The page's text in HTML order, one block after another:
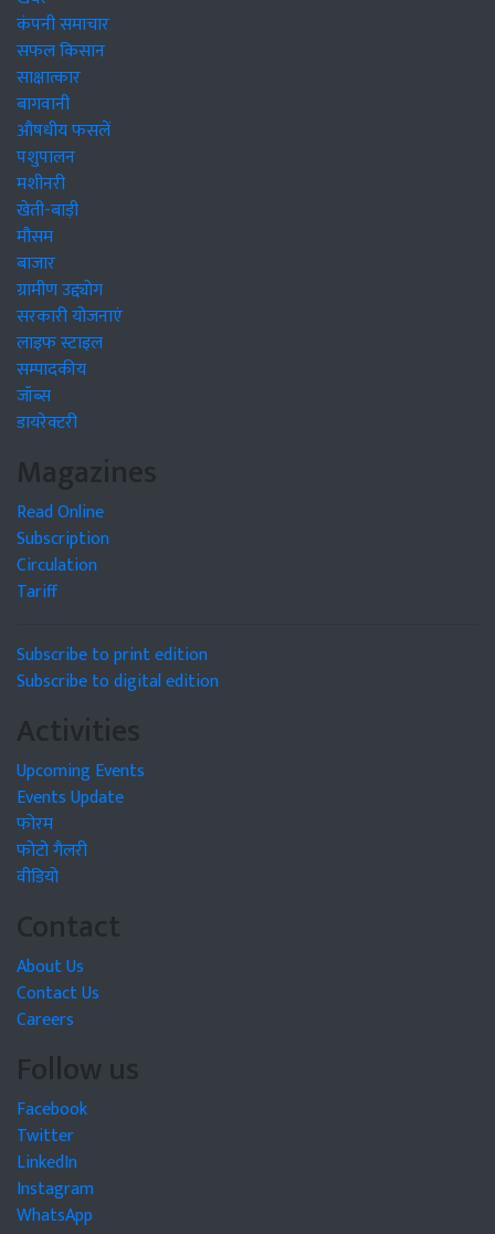
कंपनी समाचार
सफल किसान
साक्षात्कार
बागवानी
औषधीय फसलें
पशुपालन
मशीनरी
खेती-बाड़ी
मौसम
बाजार
ग्रामीण उद्द्योग
सरकारी योजनाएं
लाइफ स्टाइल
सम्पादकीय
जॉब्स
डायरेक्टरी
Magazines
Read Online
Subscription
Circulation
Tariff
Subscribe to print edition
Subscribe to digital edition
Activities
Upcoming Events
Events Update
फोरम
फोटो गैलरी
वीडियो
Contact
About Us
Contact Us
Careers
Follow us
Facebook
Twitter
LinkedIn
Instagram
WhatsApp